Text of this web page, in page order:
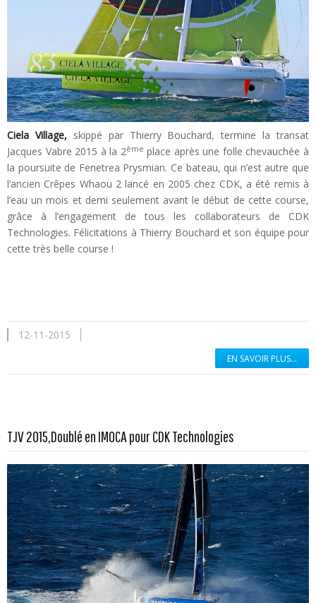
Ciela Village, skippé par Thierry Bouchard, termine la transat
Jacques Vabre 2015 à la 2ème place après une folle chevauchée à
la poursuite de Fenetrea Prysmian. Ce bateau, qui n’est autre que
l’ancien Crêpes Whaou 2 lancé en 2005 chez CDK, a été remis à
l’eau un mois et demi seulement avant le début de cette course,
grâce à l’engagement de tous les collaborateurs de CDK
Technologies. Félicitations à Thierry Bouchard et son équipe pour
cette très belle course !
12-11-2015
EN SAVOIR PLUS...
TJV 2015,Doublé en IMOCA pour CDK Technologies